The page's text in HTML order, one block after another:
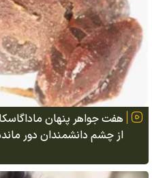
هفت جواهر پنهان
از چشم دانشمندان دور